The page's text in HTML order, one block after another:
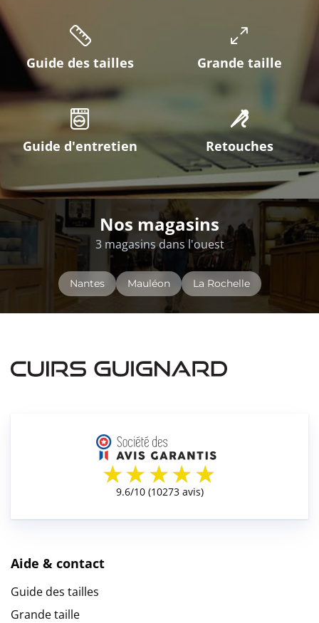
Guide des tailles Grande taille
Guide d'entretien Retouches
Nos magasins
3 magasins dans l'ouest
Nantes Mauléon La Rochelle
Aide & contact
Guide des tailles
Grande taille